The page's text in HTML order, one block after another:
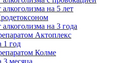
на 5 лет
на 3 года
Актоплекс
1 год
Колме
3 месяца